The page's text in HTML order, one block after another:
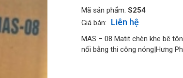
Mã sản phẩm: S254
Giá bán:
Liên hệ
MAS – 08 Matit chèn khe bê
nối bằng thi công nóng|Hưng